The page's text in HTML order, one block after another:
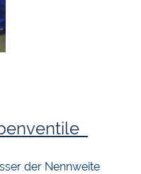
der Nennweite